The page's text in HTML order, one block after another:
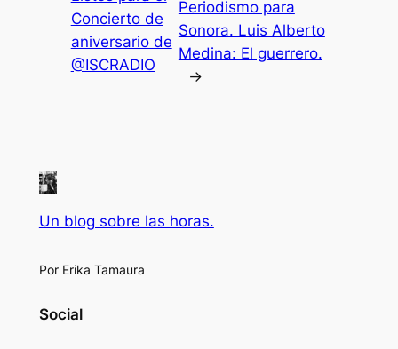
Concierto de
aniversario de
@ISCRADIO
Periodismo para
Sonora. Luis Alberto
Medina: El guerrero.
→
Un blog sobre las horas.
Por Erika Tamaura
Social